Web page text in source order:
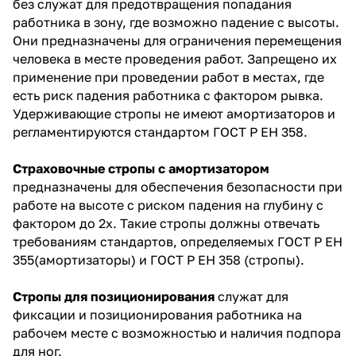
без служат для предотвращения попадания
работника в зону, где возможно падение с высоты.
Они предназначены для ограничения перемещения
человека в месте проведения работ. Запрещено их
применение при проведении работ в местах, где
есть риск падения работника с фактором рывка.
Удерживающие стропы не имеют амортизаторов и
регламентируются стандартом ГОСТ Р ЕН 358.
Страховочные стропы с амортизатором
предназначены для обеспечения безопасности при
работе на высоте с риском падения на глубину с
фактором до 2х. Такие стропы должны отвечать
требованиям стандартов, определяемых ГОСТ Р ЕН
355(амортизаторы) и ГОСТ Р ЕН 358 (стропы).
Стропы для позиционирования служат для
фиксации и позиционирования работника на
рабочем месте с возможностью и наличия подпора
для ног.